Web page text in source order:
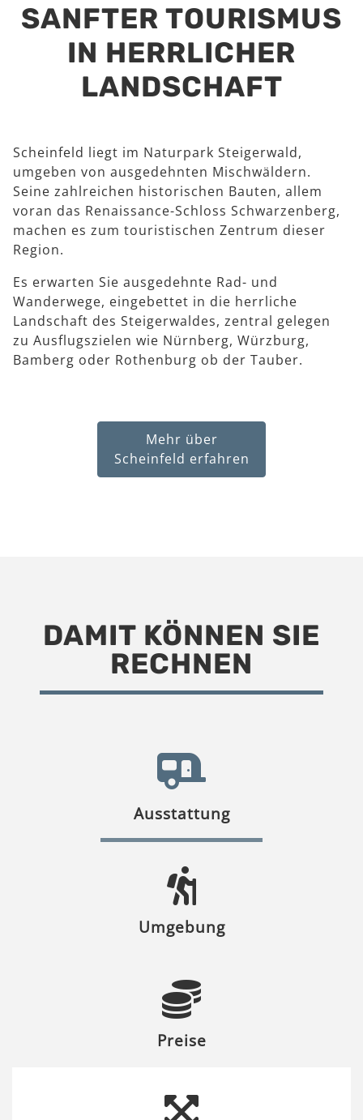
SANFTER TOURISMUS
IN HERRLICHER
LANDSCHAFT
Scheinfeld liegt im Naturpark Steigerwald,
umgeben von ausgedehnten Mischwäldern.
Seine zahlreichen historischen Bauten, allem
voran das Renaissance-Schloss Schwarzenberg,
machen es zum touristischen Zentrum dieser
Region.
Es erwarten Sie ausgedehnte Rad- und
Wanderwege, eingebettet in die herrliche
Landschaft des Steigerwaldes, zentral gelegen
zu Ausflugszielen wie Nürnberg, Würzburg,
Bamberg oder Rothenburg ob der Tauber.
Mehr über
Scheinfeld erfahren
DAMIT KÖNNEN SIE
RECHNEN
Ausstattung
Umgebung
Preise